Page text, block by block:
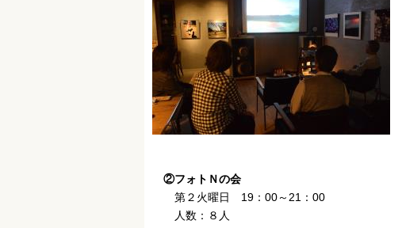
②フォトＮの会
第２火曜日 19：00～21：00
人数：８人